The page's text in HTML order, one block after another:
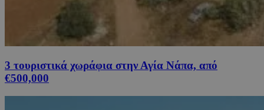
3 τουριστικά χωράφια στην Αγία Νάπα, από
€500,000